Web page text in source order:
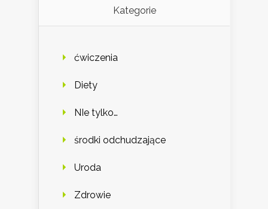
Kategorie
ćwiczenia
Diety
NIe tylko…
środki odchudzające
Uroda
Zdrowie